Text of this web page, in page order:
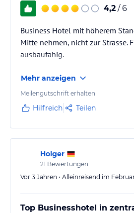
4,2 / 6
Business Hotel mit höherem
Mitte nehmen, nicht zur Strasse.
ausbaufähig.
Mehr anzeigen
Meilengutschrift erhalten
Hilfreich Teilen
Holger
21 Bewertungen
Vor 3 Jahren • Alleinreisend im
Top Businesshotel in